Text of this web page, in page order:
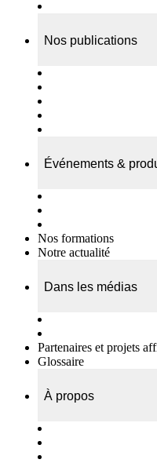
Nos publications
Événements &
Nos formations
Notre actualité
Dans les médias
Partenaires et projets
Glossaire
À propos